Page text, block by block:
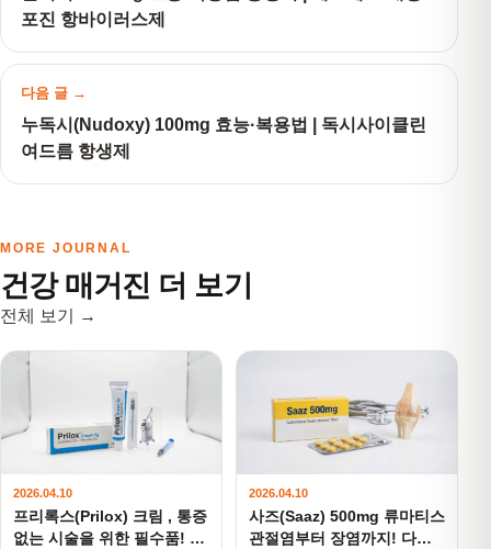
포진 항바이러스제
다음 글 →
누독시(Nudoxy) 100mg 효능·복용법 | 독시사이클린
여드름 항생제
MORE JOURNAL
건강 매거진 더 보기
전체 보기 →
2026.04.10
프리록스(Prilox) 크림 , 통증
없는 시술을 위한 필수품! 바
2026.04.10
사즈(Saaz) 500mg 류마티스
관절염부터 장염까지! 다목